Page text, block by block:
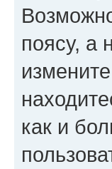
поясу, а
как и